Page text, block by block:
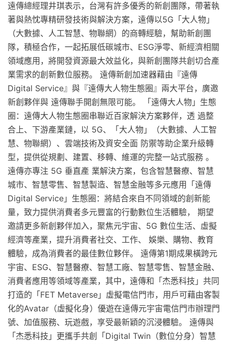
遠傳總經理井琪表示，台灣有許多優秀的新創團隊，帶著執
著與熱忱專精研發技術與解決方案，遠傳以5G「大人物」
（大數據、人工智慧、物聯網）的商轉經驗，幫助新創團
隊，積極合作，一起拓展低碳城市、ESG淨零、新經濟相關
領域應用，將開發資源最大效益化，與新創團隊共創切合產
業需求的創新數位服務。 遠傳新創加速器藉由『遠傳
Digital Service』與『遠傳大人物生態圈』兩大平台，廣邀
新創夥伴與 遠傳聯手開創無限可能。 「遠傳大人物」生態
圈：遠傳大人物生態圈串聯近百家解決方案夥伴，透 過整
合上、下游產業鏈，以 5G、「大人物」（大數據、人工智
慧、物聯網）、雲端技術及資安全面 防禦等助企業升級轉
型，提供從規劃、建置、移轉、維運的完整一站式服務 。
遠傳亦專注 5G 垂直產 業解決方案，包含智慧醫療、智慧
城市、智慧零售、智慧製造、智慧金融等多元應用「遠傳
Digital Service」生態圈：將結合來自不同領域的創新能
量，致力提供消費者多元豐富的行動數位生活體驗， 期望
邀請更多新創夥伴加入，聚焦元宇宙、5G 數位生活、虛擬
經濟等產業，提升消費者社交、工作、 娛樂、購物、教育
體驗，成為消費者的最佳數位夥伴。 遠傳第1期成果橫跨元
宇宙、ESG、智慧醫療、智慧工廠、智慧零售、智慧金融、
消費者應用等領域等產業，其中，遠傳和「杰悉科技」共同
打造的「FET Metaverse」虛擬電信門市，用戶可藉由客製
化的Avatar（虛擬化身）優遊在遠傳元宇宙電信門市辦理門
號、加值服務、玩遊戲，享受最新穎的沉浸體驗。 遠傳與
「杰悉科技」更攜手共創「Digital Twin（數位分身）智慧